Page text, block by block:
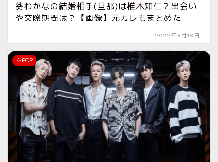
葵わかなの結婚相手(旦那)は椎木知仁？出会い
や交際期間は？【画像】元カレもまとめた
2022年8月18日
K-POP